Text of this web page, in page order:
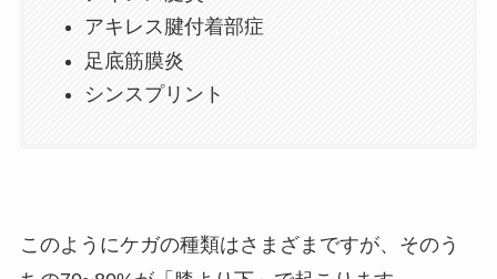
アキレス腱付着部症
足底筋膜炎
シンスプリント
このようにケガの種類はさまざまですが、そのう
ちの70~80%が「膝より下」で起こります。